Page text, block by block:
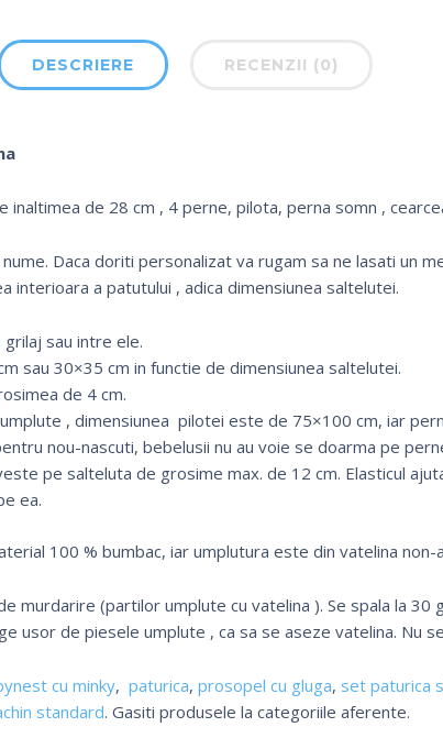
DESCRIERE RECENZII (0)
de 28 cm , 4 perne, pilota, perna somn ,
Daca doriti personalizat va rugam sa ne lasati un
interioara a patutului , adica dimensiunea saltelutei.
sau intre ele.
sau 30×35 cm in functie de dimensiunea saltelutei.
de 4 cm.
, dimensiunea pilotei este de 75×100 cm, iar
nou-nascuti, bebelusii nu au voie se doarma pe
pe salteluta de grosime max. de 12 cm. Elasticul
ea.
100 % bumbac, iar umplutura este din vatelina non-
murdarire (partilor umplute cu vatelina ). Se spala la 30
usor de piesele umplute , ca sa se aseze vatelina. Nu
cu minky, paturica, prosopel cu gluga, set paturica
standard. Gasiti produsele la categoriile aferente.